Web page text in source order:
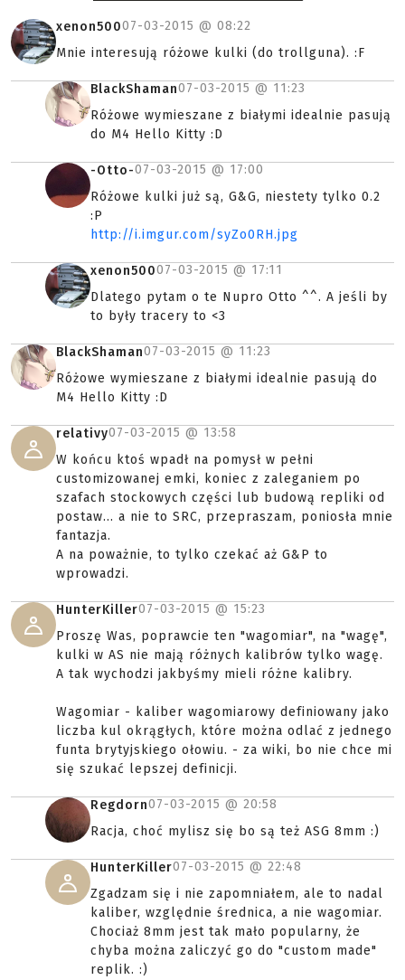
xenon50007-03-2015 @ 08:22
Mnie interesują różowe kulki (do trollguna). :F
BlackShaman07-03-2015 @ 11:23
Różowe wymieszane z białymi idealnie pasują
do M4 Hello Kitty :D
-Otto-07-03-2015 @ 17:00
Różowe kulki już są, G&G, niestety tylko 0.2
:P
http://i.imgur.com/syZo0RH.jpg
xenon50007-03-2015 @ 17:11
Dlatego pytam o te Nupro Otto ^^. A jeśli by
to były tracery to <3
BlackShaman07-03-2015 @ 11:23
Różowe wymieszane z białymi idealnie pasują do
M4 Hello Kitty :D
relativy07-03-2015 @ 13:58
W końcu ktoś wpadł na pomysł w pełni
customizowanej emki, koniec z zaleganiem po
szafach stockowych części lub budową repliki od
postaw... a nie to SRC, przepraszam, poniosła mnie
fantazja.
A na poważnie, to tylko czekać aż G&P to
wprowadzi.
HunterKiller07-03-2015 @ 15:23
Proszę Was, poprawcie ten "wagomiar", na "wagę",
kulki w AS nie mają różnych kalibrów tylko wagę.
A tak wychodzi jakbyśmy mieli różne kalibry.
Wagomiar - kaliber wagomiarowy definiowany jako
liczba kul okrągłych, które można odlać z jednego
funta brytyjskiego ołowiu. - za wiki, bo nie chce mi
się szukać lepszej definicji.
Regdorn07-03-2015 @ 20:58
Racja, choć mylisz się bo są też ASG 8mm :)
HunterKiller07-03-2015 @ 22:48
Zgadzam się i nie zapomniałem, ale to nadal
kaliber, względnie średnica, a nie wagomiar.
Chociaż 8mm jest tak mało popularny, że
chyba można zaliczyć go do "custom made"
replik. :)